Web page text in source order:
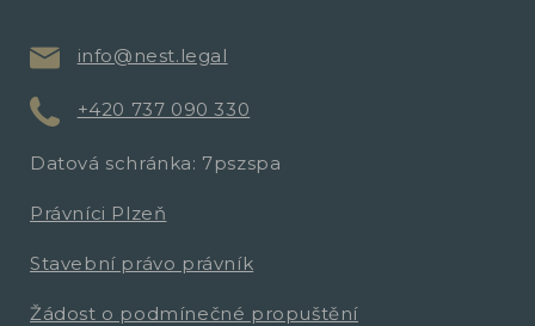
info@nest.legal
+420 737 090 330
Datová schránka: 7pszspa
Právníci Plzeň
Stavební právo právník
Žádost o podmínečné propuštění